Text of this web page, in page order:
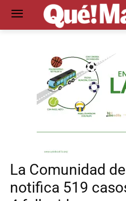
La Comunidad
notifica 519